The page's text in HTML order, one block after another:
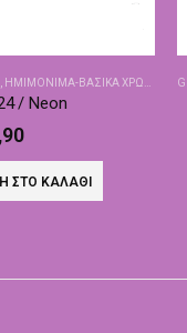
, ΗΜΙΜΌΝΙΜΑ-ΒΑΣΙΚΆ ΧΡΏΜΑΤΑ
/ Neon
ΣΤΟ ΚΑΛΆΘΙ